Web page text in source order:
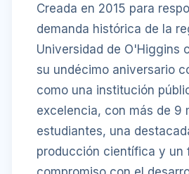
Creada en 2015 para
demanda histórica de la
Universidad de O'Higgins
su undécimo aniversario
como una institución
excelencia, con más de 9
estudiantes, una
producción científica y un